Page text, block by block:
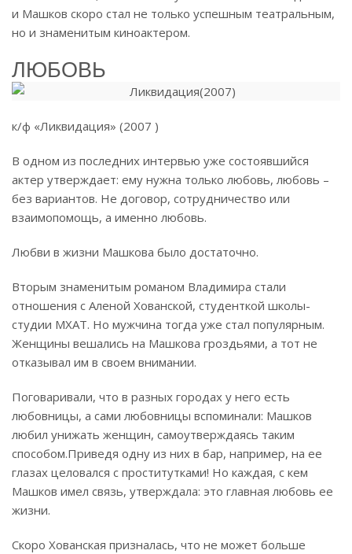
и Машков скоро стал не только успешным театральным,
но и знаменитым киноактером.
ЛЮБОВЬ
к/ф «Ликвидация» (2007 )
В одном из последних интервью уже состоявшийся
актер утверждает: ему нужна только любовь, любовь –
без вариантов. Не договор, сотрудничество или
взаимопомощь, а именно любовь.
Любви в жизни Машкова было достаточно.
Вторым знаменитым романом Владимира стали
отношения с Аленой Хованской, студенткой школы-
студии МХАТ. Но мужчина тогда уже стал популярным.
Женщины вешались на Машкова гроздьями, а тот не
отказывал им в своем внимании.
Поговаривали, что в разных городах у него есть
любовницы, а сами любовницы вспоминали: Машков
любил унижать женщин, самоутверждаясь таким
способом.Приведя одну из них в бар, например, на ее
глазах целовался с проститутками! Но каждая, с кем
Машков имел связь, утверждала: это главная любовь ее
жизни.
Скоро Хованская призналась, что не может больше